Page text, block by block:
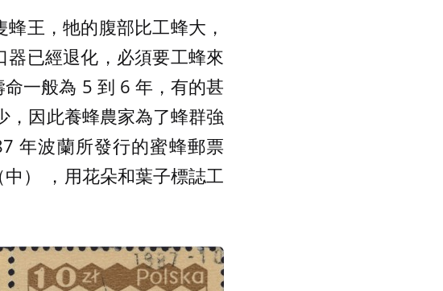
王，牠的腹部比工蜂大，
已經退化，必須要工蜂來
一般為 5 到 6 年，有的甚
，因此養蜂農家為了蜂群強
年波蘭所發行的蜜蜂郵票
） ，用花朵和葉子標誌工